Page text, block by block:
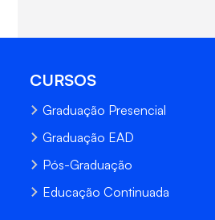
CURSOS
Graduação Presencial
Graduação EAD
Pós-Graduação
Educação Continuada